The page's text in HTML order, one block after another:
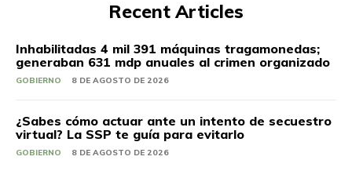
Recent Articles
Inhabilitadas 4 mil 391 máquinas tragamonedas;
generaban 631 mdp anuales al crimen organizado
GOBIERNO 8 DE AGOSTO DE 2026
¿Sabes cómo actuar ante un intento de secuestro
virtual? La SSP te guía para evitarlo
GOBIERNO 8 DE AGOSTO DE 2026